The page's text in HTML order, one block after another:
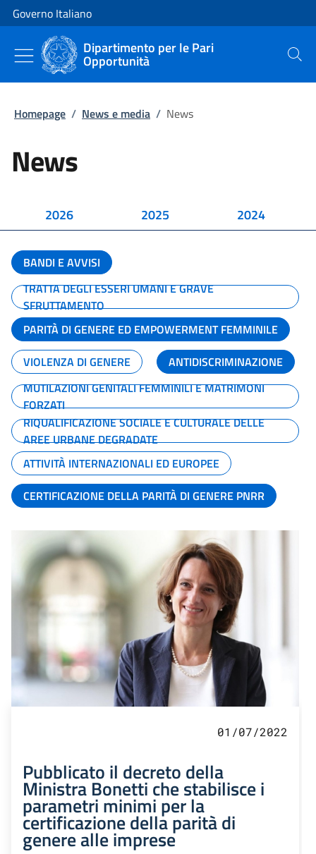
Vai al contenuto
Vai alla navigazione del sito
Governo Italiano
Dipartimento per le Pari
Opportunità Cerca
Homepage / News e media / News
News
2026 2025 2024
BANDI E AVVISI
TRATTA DEGLI ESSERI UMANI E GRAVE
SFRUTTAMENTO
PARITÀ DI GENERE ED EMPOWERMENT FEMMINILE
VIOLENZA DI GENERE
ANTIDISCRIMINAZIONE
MUTILAZIONI GENITALI FEMMINILI E MATRIMONI
FORZATI
RIQUALIFICAZIONE SOCIALE E CULTURALE DELLE
AREE URBANE DEGRADATE
ATTIVITÀ INTERNAZIONALI ED EUROPEE
CERTIFICAZIONE DELLA PARITÀ DI GENERE PNRR
01/07/2022
Pubblicato il decreto della
Ministra Bonetti che stabilisce i
parametri minimi per la
certificazione della parità di
genere alle imprese